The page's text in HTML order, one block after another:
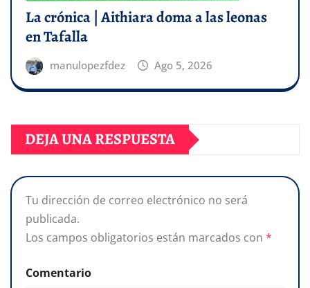
La crónica | Aithiara doma a las leonas
en Tafalla
manulopezfdez Ago 5, 2026
DEJA UNA RESPUESTA
Tu dirección de correo electrónico no será
publicada.
Los campos obligatorios están marcados con *
Comentario